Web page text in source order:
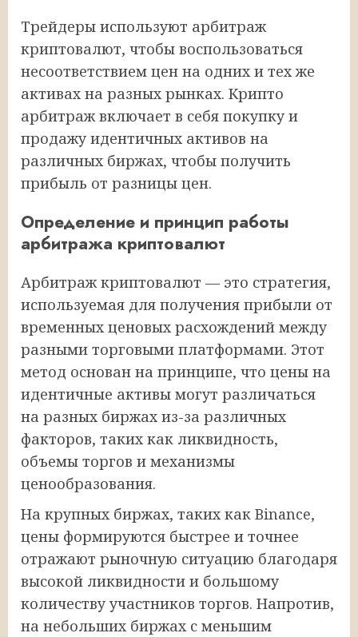
Трейдеры используют арбитраж
криптовалют, чтобы воспользоваться
несоответствием цен на одних и тех же
активах на разных рынках. Крипто
арбитраж включает в себя покупку и
продажу идентичных активов на
различных биржах, чтобы получить
прибыль от разницы цен.
Определение и принцип работы
арбитража криптовалют
Арбитраж криптовалют — это стратегия,
используемая для получения прибыли от
временных ценовых расхождений между
разными торговыми платформами. Этот
метод основан на принципе, что цены на
идентичные активы могут различаться
на разных биржах из-за различных
факторов, таких как ликвидность,
объемы торгов и механизмы
ценообразования.
На крупных биржах, таких как Binance,
цены формируются быстрее и точнее
отражают рыночную ситуацию благодаря
высокой ликвидности и большому
количеству участников торгов. Напротив,
на небольших биржах с меньшим